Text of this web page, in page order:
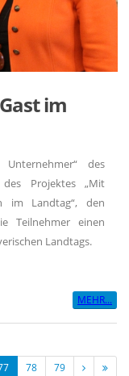
im
des
Projektes „Mit
im Landtag“, den
Teilnehmer einen
Landtags.
MEHR...
78 79